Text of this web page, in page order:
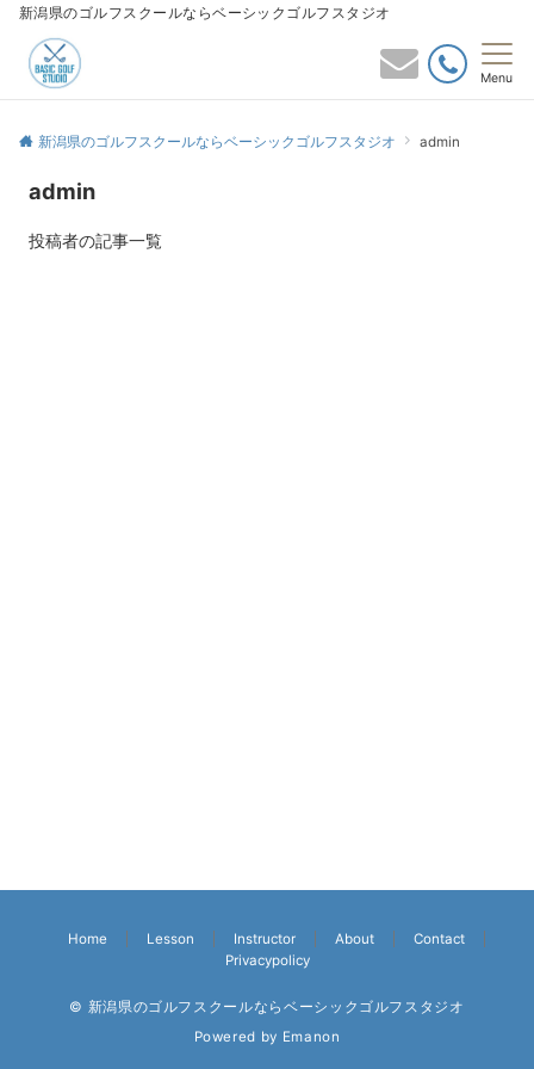
新潟県のゴルフスクールならベーシックゴルフスタジオ
Menu
新潟県のゴルフスクールならベーシックゴルフスタジオ admin
admin
投稿者の記事一覧
Home Lesson Instructor About
Contact
Privacypolicy
© 新潟県のゴルフスクールならベーシックゴルフスタジオ
Powered by Emanon